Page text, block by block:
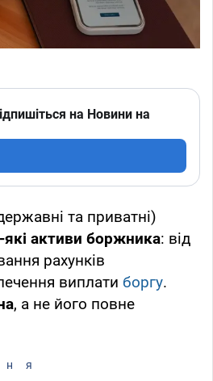
на Новини на
та приватні)
активи боржника: від
рахунків
виплати боргу.
, а не його повне